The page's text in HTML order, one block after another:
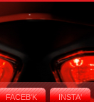
FACEB'K INSTA‘